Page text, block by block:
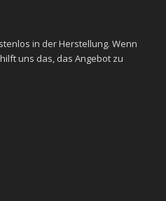
in der Herstellung. Wenn
uns das, das Angebot zu